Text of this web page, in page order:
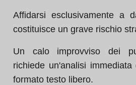
Affidarsi esclusivamente a
costituisce un grave rischio
Un calo improvviso dei
richiede un'analisi
formato testo libero.